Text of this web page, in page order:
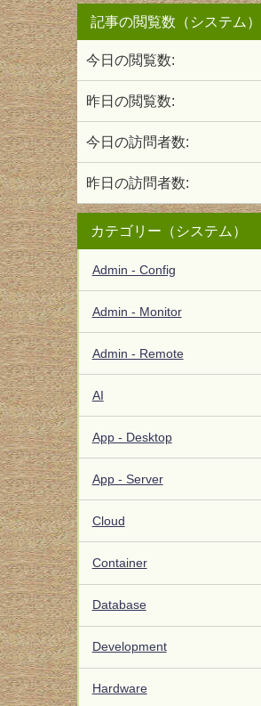
記事の閲覧数（システム）
今日の閲覧数:
昨日の閲覧数:
今日の訪問者数:
昨日の訪問者数:
カテゴリー（システム）
Admin - Config
Admin - Monitor
Admin - Remote
AI
App - Desktop
App - Server
Cloud
Container
Database
Development
Hardware